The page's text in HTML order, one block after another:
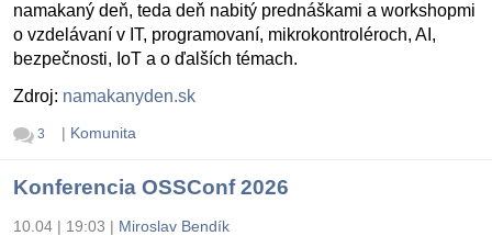
namakaný deň, teda deň nabitý prednáškami a workshopmi
o vzdelávaní v IT, programovaní, mikrokontroléroch, AI,
bezpečnosti, IoT a o ďalších témach.
Zdroj: namakanyden.sk
3 | Komunita
Konferencia OSSConf 2026
10.04 | 19:03 | Miroslav Bendík